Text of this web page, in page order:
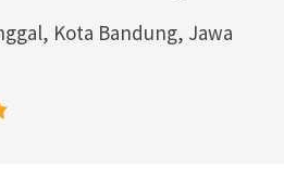
Kota Bandung, Jawa